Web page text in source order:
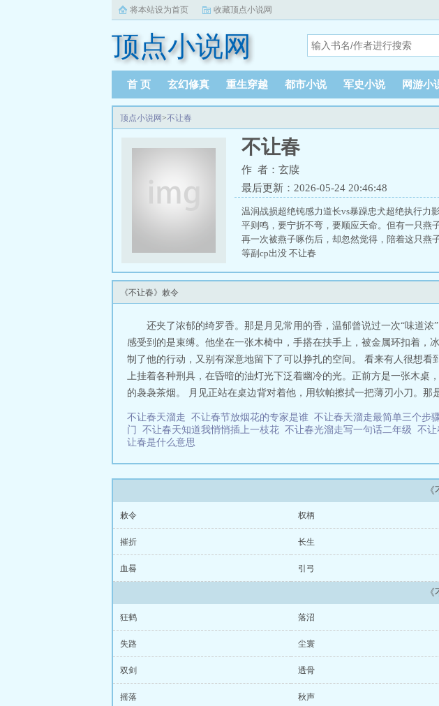
将本站设为首页 收藏顶点小说网
顶点小说网
首 页 玄幻修真 重生穿越 都市小说 军史小说 网游小
顶点小说网>不让春
不让春
作 者：玄牍
最后更新：2026-05-24 20:46:48
温润战损超绝钝感力道长vs暴躁忠犬超绝执行力
平则鸣，要宁折不弯，要顺应天命。但有一只燕
再一次被燕子啄伤后，却忽然觉得，陪着这只燕
等副cp出没 不让春
《不让春》敕令
还夹了浓郁的绮罗香。那是月见常用的香，温郁曾说过一次“味道
感受到的是束缚。他坐在一张木椅中，手搭在扶手上，被金属环扣着，
制了他的行动，又别有深意地留下了可以挣扎的空间。 看来有人很想
上挂着各种刑具，在昏暗的油灯光下泛着幽冷的光。正前方是一张木桌
的袅袅茶烟。 月见正站在桌边背对着他，用软帕擦拭一把薄刃小刀。那
不让春天溜走 不让春节放烟花的专家是谁 不让春天溜走最简单三个步
门 不让春天知道我悄悄插上一枝花 不让春光溜走写一句话二年级 不让
让春是什么意思
敕令 权柄
摧折 长生
血晷 引弓
狂鹤 落沼
失路 尘寰
双剑 透骨
摇落 秋声